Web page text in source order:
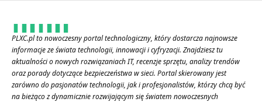
PLXC.pl to nowoczesny portal technologiczny, który dostarcza najnowsze
informacje ze świata technologii, innowacji i cyfryzacji. Znajdziesz tu
aktualności o nowych rozwiązaniach IT, recenzje sprzętu, analizy trendów
oraz porady dotyczące bezpieczeństwa w sieci. Portal skierowany jest
zarówno do pasjonatów technologii, jak i profesjonalistów, którzy chcą być
na bieżąco z dynamicznie rozwijającym się światem nowoczesnych